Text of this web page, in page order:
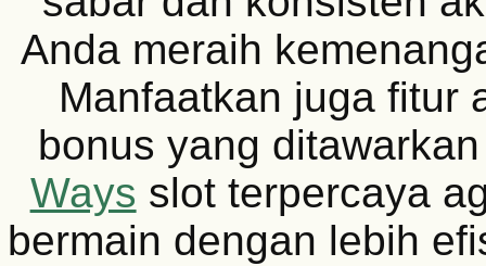
Anda meraih
Manfaatkan juga fitur
bonus yang
Ways slot terpercaya
bermain dengan lebih